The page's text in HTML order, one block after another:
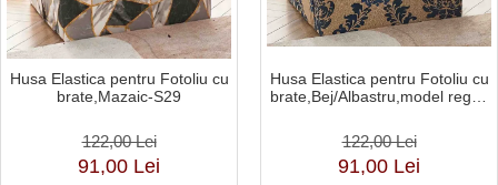
Husa Elastica pentru Fotoliu cu
brate,Mazaic-S29
122,00 Lei
91,00 Lei
Husa Elastica pentru Fotoliu cu
brate,Bej/Albastru,model regal-
122,00 Lei
91,00 Lei